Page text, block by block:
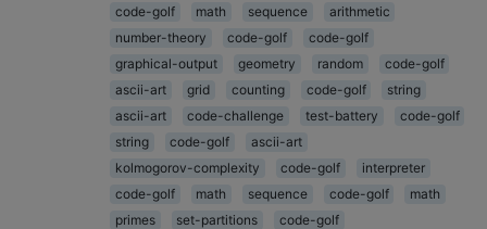
code-golf
math sequence
arithmetic
number-theory
code-golf
code-golf
graphical-output
geometry random
code-golf
ascii-art
grid counting code-golf
string
ascii-art
code-challenge test-battery
code-golf
string
code-golf
ascii-art
kolmogorov-complexity
code-golf
interpreter
code-golf
math sequence code-golf
math
primes
set-partitions code-golf